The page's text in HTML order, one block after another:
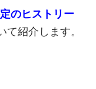
のヒストリー
て紹介します。